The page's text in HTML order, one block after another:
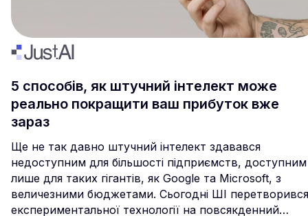
5 способів, як штучний інтелект може
реально покращити ваш прибуток вже
зараз
Ще не так давно штучний інтелект здавався
недоступним для більшості підприємств, доступним
лише для таких гігантів, як Google та Microsoft, з
величезними бюджетами. Сьогодні ШІ
експериментальної технології на повсякденний